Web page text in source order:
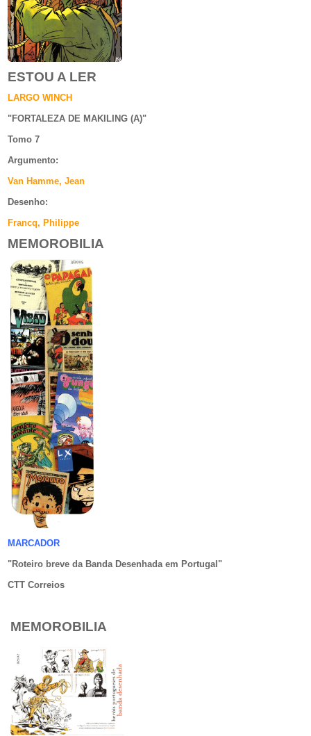
ESTOU A LER
LARGO WINCH
"FORTALEZA DE MAKILING (A)"
Tomo 7
Argumento:
Van Hamme, Jean
Desenho:
Francq, Philippe
MEMOROBILIA
MARCADOR
"Roteiro breve da Banda Desenhada em Portugal "
CTT Correios
MEMOROBILIA